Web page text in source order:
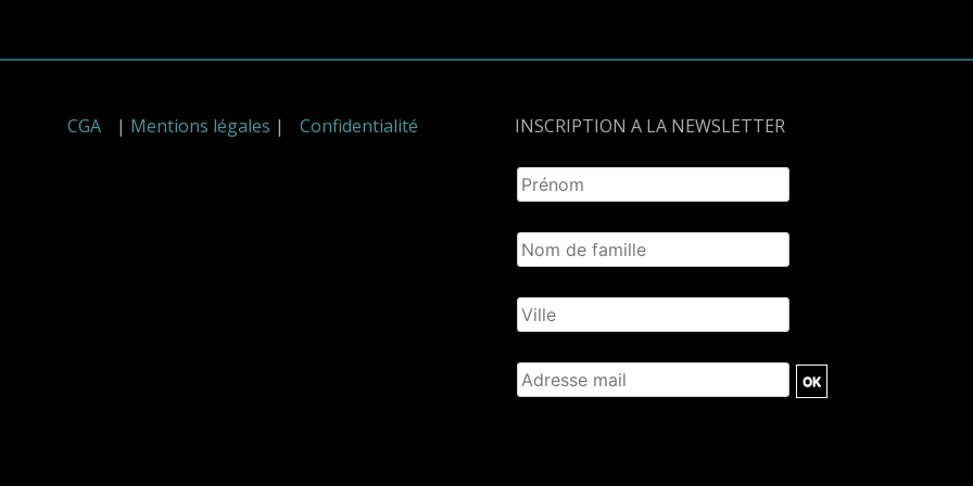
CGA | Mentions légales | Confidentialité INSCRIPTION A LA NEWSLETTER